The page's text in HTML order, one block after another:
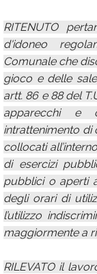
RITENUTO
d'idoneo
Comunale che
gioco e delle
artt. 86 e 88 del
apparecchi e
intrattenimento di
collocati
di esercizi
pubblici o aperti
degli orari di
l’utilizzo
maggiormente a
RILEVATO il